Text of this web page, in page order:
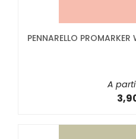
PENNARELLO
A